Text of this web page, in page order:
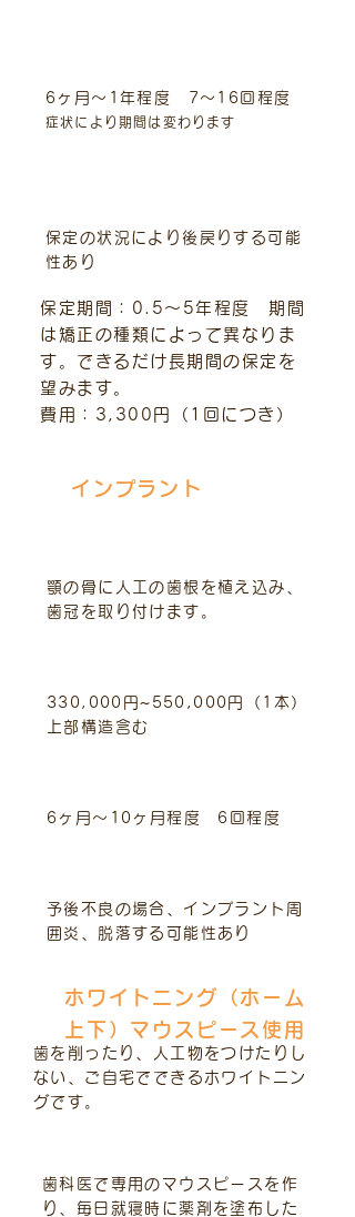
ホワイトニング（ホーム
上下）マウスピース使用
歯を削ったり、人工物をつけたりし
ない、ご自宅でできるホワイトニン
グです。
歯科医で専用のマウスピースを作
り、毎日就寝時に薬剤を塗布した
6ヶ月～1年程度 7～16回程度
症状により期間は変わります
保定の状況により後戻りする可能
性あり
保定期間：0.5～5年程度 期間
は矯正の種類によって異なりま
す。できるだけ長期間の保定を
望みます。
費用：3,300円（1回につき）
顎の骨に人工の歯根を植え込み、
歯冠を取り付けます。
330,000円~550,000円（1本）
上部構造含む
6ヶ月～10ヶ月程度 6回程度
予後不良の場合、インプラント周
囲炎、脱落する可能性あり
インプラント